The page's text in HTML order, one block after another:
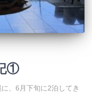
①
、6月下旬に2泊してき